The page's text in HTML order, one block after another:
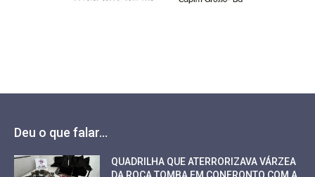
Deu o que falar...
QUADRILHA QUE ATERRORIZAVA VÁRZEA